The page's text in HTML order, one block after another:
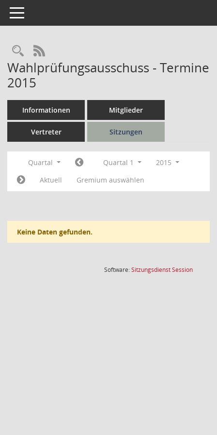
Toggle navigation
Rechercheauswahl
RSS-Feed
Wahlprüfungsausschuss - Termine
2015
Informationen Mitglieder
Vertreter Sitzungen
Quartal Quartal 1
2015
Aktuell
Gremium auswählen
Keine Daten gefunden.
Software:SitzungsdienstSession(Wird in